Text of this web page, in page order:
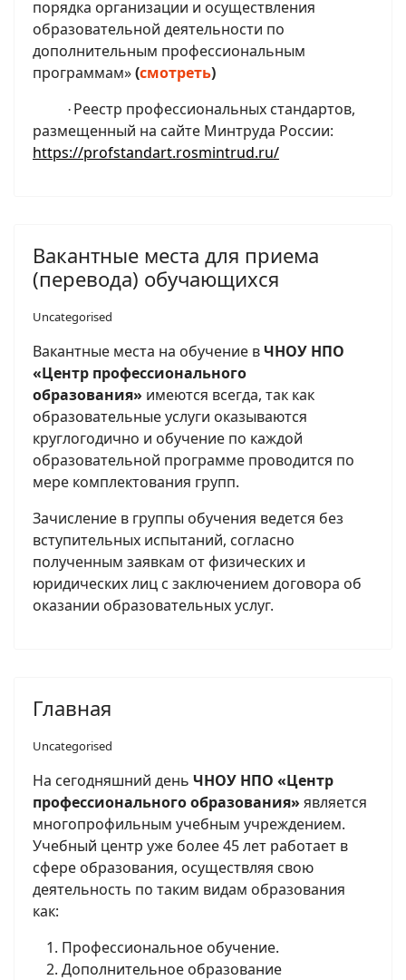
порядка организации и осуществления
образовательной деятельности по
дополнительным профессиональным
программам»(смотреть)
· Реестр профессиональных стандартов,
размещенный на сайте Минтруда России:
https://profstandart.rosmintrud.ru/
Вакантные места для приема
(перевода) обучающихся
Uncategorised
Вакантные места на обучение вЧНОУ НПО
«Центр профессионального
образования» имеются всегда, так как
образовательные услуги оказываются
круглогодично и обучение по каждой
образовательной программе проводится по
мере комплектования групп.
Зачисление в группы обучения ведется без
вступительных испытаний, согласно
полученным заявкам от физических и
юридических лиц с заключением договора об
оказании образовательных услуг.
Главная
Uncategorised
На сегодняшний день ЧНОУ НПО «Центр
профессионального образования» является
многопрофильным учебным учреждением.
Учебный центр уже более 45 лет работает в
сфере образования, осуществляя свою
деятельность по таким видам образования
как:
Профессиональное обучение.
Дополнительное образование